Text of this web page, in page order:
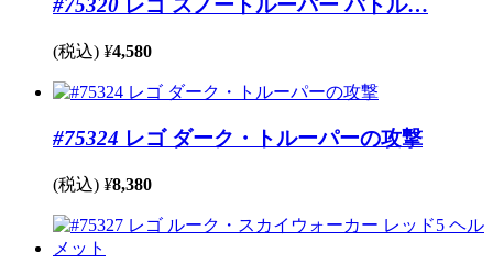
#75320 レゴ スノートルーパー バトル…
(税込) ¥4,580
#75324 レゴ ダーク・トルーパーの攻撃
(税込) ¥8,380